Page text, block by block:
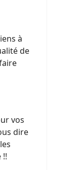
à
de
vos
dire